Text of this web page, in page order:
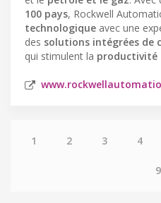
100 pays, Rockwell
technologique avec une
des solutions intégrées de
qui stimulent la productivité
1 2 3 4
9